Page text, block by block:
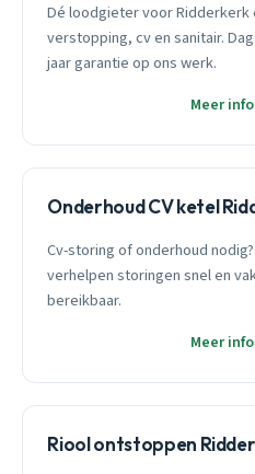
Dé loodgieter voor Ridderkerk
verstopping, cv en sanitair.
jaar garantie op ons werk.
Meer
Onderhoud CV ketel
Cv-storing of onderhoud
verhelpen storingen snel en
bereikbaar.
Meer
Riool ontstoppen